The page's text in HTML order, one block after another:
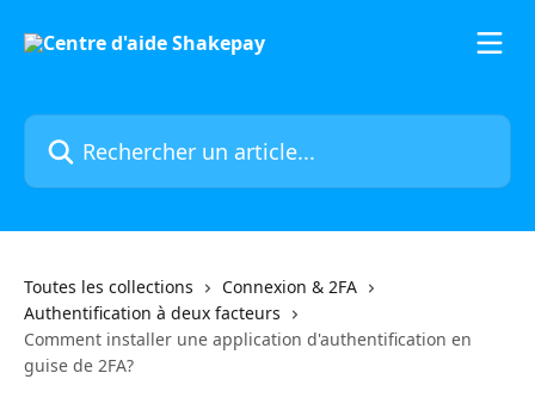
Rechercher un article...
Toutes les collections
Connexion & 2FA
Authentification à deux facteurs
Comment installer une application d'authentification en
guise de 2FA?